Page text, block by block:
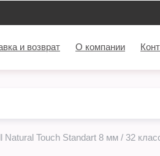
и возврат О компании
Natural Touch Standart 8 мм / 32